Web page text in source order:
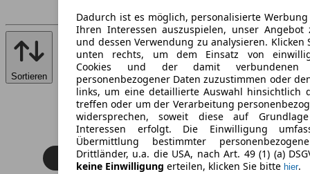
Dadurch ist es möglich, personalisierte
Ihren Interessen auszuspielen, unser Angebot
und dessen Verwendung zu analysieren. Klicken
unten rechts, um dem Einsatz von
Cookies und der damit verbundenen
personenbezogener Daten zuzustimmen oder
links, um eine detaillierte Auswahl hinsichtlich
treffen oder um der Verarbeitung
widersprechen, soweit diese auf
Interessen erfolgt. Die Einwilligung
Übermittlung bestimmter
Drittländer, u.a. die USA, nach Art. 49 (1) (a)
keine Einwilligung erteilen, klicken Sie bitte hier.
Sortieren